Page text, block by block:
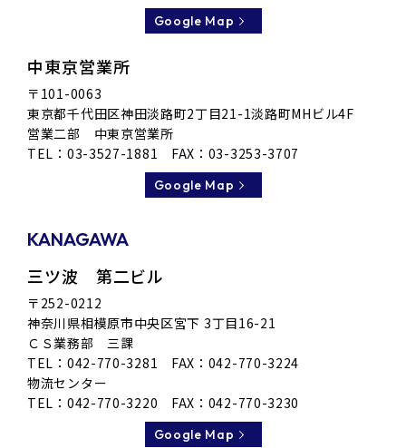
Google Map
中東京営業所
〒101-0063
東京都千代田区神田淡路町2丁目21-1淡路町MHビル4F
営業二部 中東京営業所
TEL： 03-3527-1881 FAX：03-3253-3707
Google Map
KANAGAWA
三ツ波 第二ビル
〒252-0212
神奈川県相模原市中央区宮下 3丁目16-21
ＣＳ業務部 三課
TEL： 042-770-3281
FAX：042-770-3224
物流センター
TEL： 042-770-3220 FAX：042-770-3230
Google Map